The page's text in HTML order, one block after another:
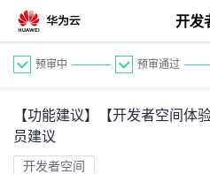
开发
预审中 预审通过
【功能建议】【开发者空间体
员建议
开发者空间